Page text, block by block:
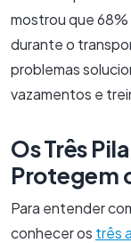
mostrou que
durante o
problemas
vazamentos e
Os Três
Protegem
Para entender
conhecer os três